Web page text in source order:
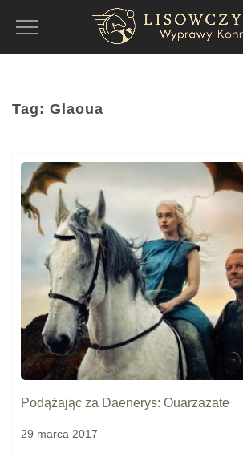
Toggle
Tag: Glaoua
Podążając za Daenerys: Ouarzazate
29 marca 2017